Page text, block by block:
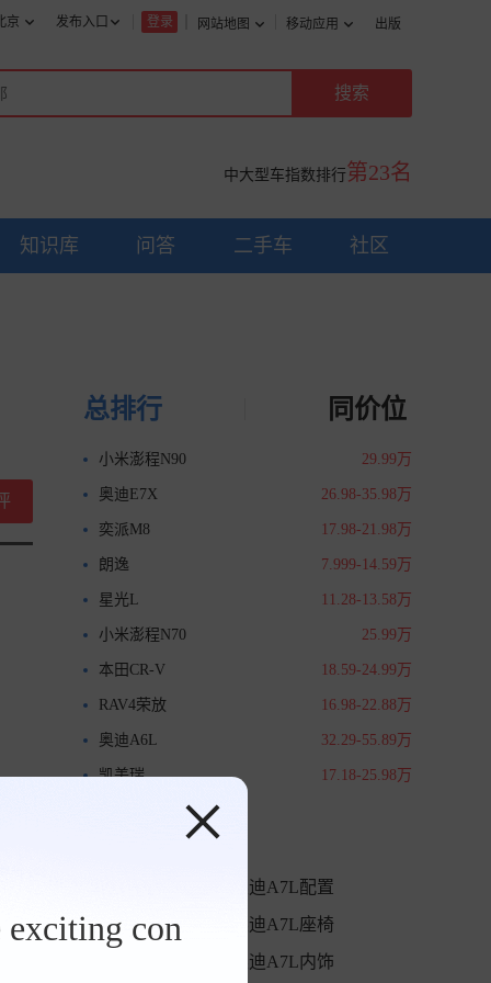
网站地图 移动应用 出版
登录
发布入口
京
con
中大型车指数排行第23名
知识库 问答 二手车 社区
总排行 同价位
小米澎程N90 29.99万
奥迪E7X 26.98-35.98万
奕派M8 17.98-21.98万
朗逸 7.999-14.59万
星光L 11.28-13.58万
小米澎程N70 25.99万
本田CR-V 18.59-24.99万
RAV4荣放 16.98-22.88万
奥迪A6L 32.29-55.89万
凯美瑞 17.18-25.98万
奥迪A7L配置
奥迪A7L车身
奥迪A7L座椅
奥迪A7L内饰